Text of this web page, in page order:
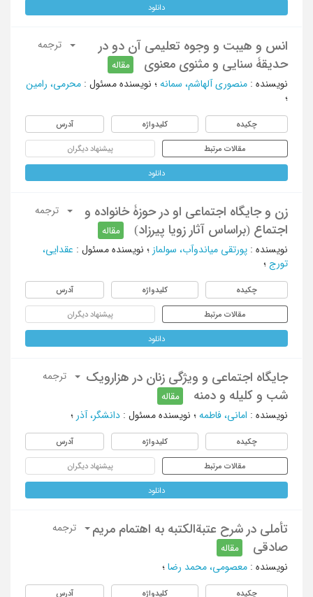
دانلود
انس و هیبت و وجوه تعلیمی آن دو در
حدیقۀ سنایی و مثنوی معنوی
مقاله
ترجمه
نویسنده : منصوری آلهاشم، سمانه ؛ نویسنده مسئول : محرمی، رامین
؛
چکیده کلیدواژه آدرس
مقالات مرتبط پیشنهاد دیگران
دانلود
زن و جایگاه اجتماعی او در حوزۀ خانواده و
اجتماع (براساس آثار زویا پیرزاد)
مقاله
ترجمه
نویسنده : پورتقی میاندوآب، سولماز ؛ نویسنده مسئول : عقدایی،
تورج ؛
چکیده کلیدواژه آدرس
مقالات مرتبط پیشنهاد دیگران
دانلود
جایگاه اجتماعی و ویژگی زنان در هزارویک
شب و کلیله و دمنه
مقاله
ترجمه
نویسنده : امانی، فاطمه ؛ نویسنده مسئول : دانشگر، آذر ؛
چکیده کلیدواژه آدرس
مقالات مرتبط پیشنهاد دیگران
دانلود
تأملی در شرح عتبة‌الکتبه به اهتمام مریم
صادقی
مقاله
ترجمه
نویسنده : معصومی، محمد رضا ؛
چکیده کلیدواژه آدرس